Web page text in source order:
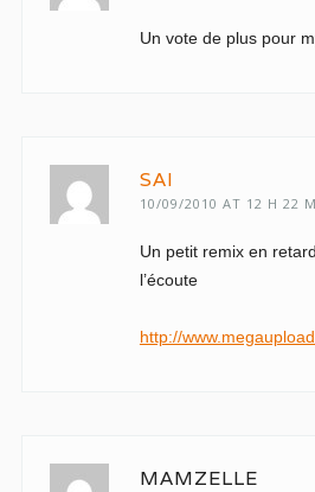
Un vote de plus pour
SAI
10/09/2010 AT 12 H 22
Un petit remix en
l’écoute
http://
MAMZELLE